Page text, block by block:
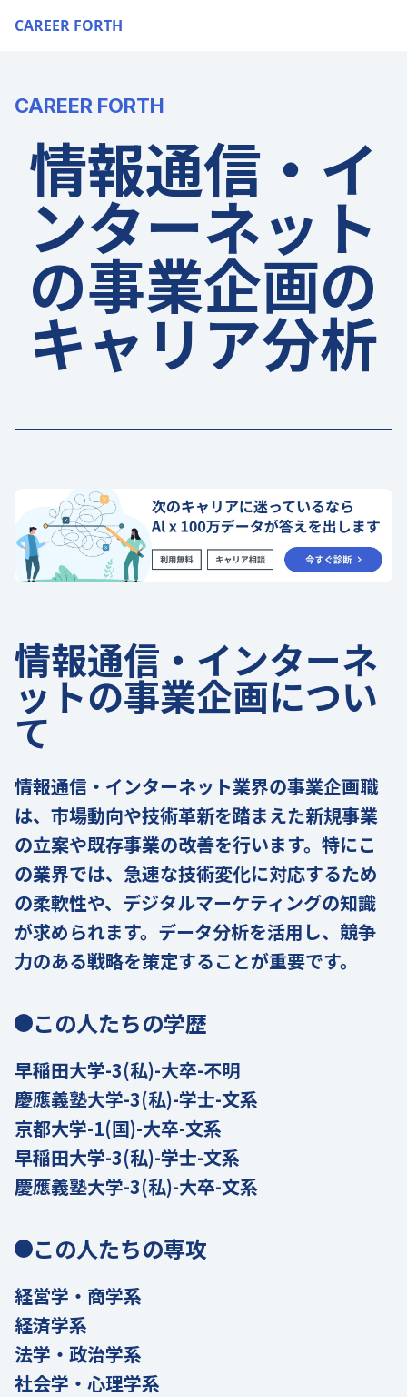
CAREER FORTH
CAREER FORTH
情報通信・イ
ンターネット
の事業企画の
キャリア分析
情報通信・インターネ
ットの事業企画につい
て
情報通信・インターネット業界の事業企画職
は、市場動向や技術革新を踏まえた新規事業
の立案や既存事業の改善を行います。特にこ
の業界では、急速な技術変化に対応するため
の柔軟性や、デジタルマーケティングの知識
が求められます。データ分析を活用し、競争
力のある戦略を策定することが重要です。
この人たちの学歴
早稲田大学-3(私)-大卒-不明
慶應義塾大学-3(私)-学士-文系
京都大学-1(国)-大卒-文系
早稲田大学-3(私)-学士-文系
慶應義塾大学-3(私)-大卒-文系
この人たちの専攻
経営学・商学系
経済学系
法学・政治学系
社会学・心理学系